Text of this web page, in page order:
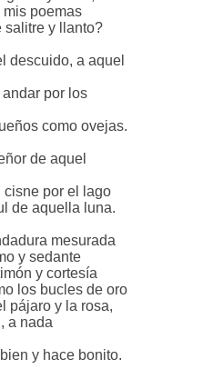
poemas
salitre y llanto?
descuido, a aquel
por los
como ovejas.
de aquel
por el lago
de aquella luna.
mesurada
y sedante
y cortesía
los bucles de oro
pájaro y la rosa,
a nada
y hace bonito.